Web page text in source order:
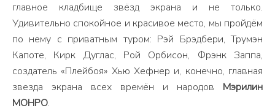
главное кладбище звёзд экрана и не только.
Удивительно спокойное и красивое место, мы пройдём
по нему с приватным туром: Рэй Брэдбери, Трумэн
Капоте, Кирк Дуглас, Рой Орбисон, Фрэнк Заппа,
создатель «Плейбоя» Хью Хефнер и, конечно, главная
звезда экрана всех времён и народов Мэрилин
МОНРО.